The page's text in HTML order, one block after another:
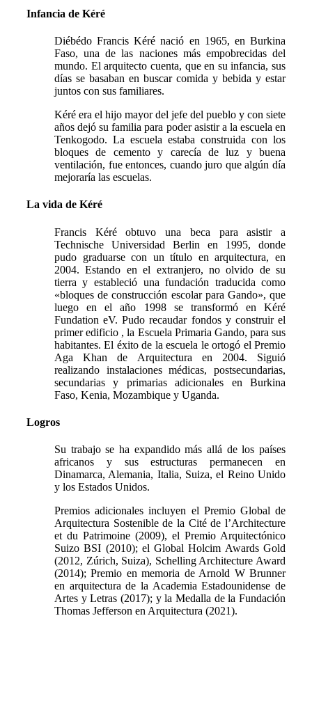
Infancia de Kéré
Diébédo Francis Kéré nació en 1965, en Burkina
Faso, una de las naciones más empobrecidas del
mundo. El arquitecto cuenta, que en su infancia, sus
días se basaban en buscar comida y bebida y estar
juntos con sus familiares.
Kéré era el hijo mayor del jefe del pueblo y con siete
años dejó su familia para poder asistir a la escuela en
Tenkogodo. La escuela estaba construida con los
bloques de cemento y carecía de luz y buena
ventilación, fue entonces, cuando juro que algún día
mejoraría las escuelas.
La vida de Kéré
Francis Kéré obtuvo una beca para asistir a
Technische Universidad Berlin en 1995, donde
pudo graduarse con un título en arquitectura, en
2004. Estando en el extranjero, no olvido de su
tierra y estableció una fundación traducida como
«bloques de construcción escolar para Gando», que
luego en el año 1998 se transformó en Kéré
Fundation eV. Pudo recaudar fondos y construir el
primer edificio , la Escuela Primaria Gando, para sus
habitantes. El éxito de la escuela le ortogó el Premio
Aga Khan de Arquitectura en 2004. Siguió
realizando instalaciones médicas, postsecundarias,
secundarias y primarias adicionales en Burkina
Faso, Kenia, Mozambique y Uganda.
Logros
Su trabajo se ha expandido más allá de los países
africanos y sus estructuras permanecen en
Dinamarca, Alemania, Italia, Suiza, el Reino Unido
y los Estados Unidos.
Premios adicionales incluyen el Premio Global de
Arquitectura Sostenible de la Cité de l’Architecture
et du Patrimoine (2009), el Premio Arquitectónico
Suizo BSI (2010); el Global Holcim Awards Gold
(2012, Zúrich, Suiza), Schelling Architecture Award
(2014); Premio en memoria de Arnold W Brunner
en arquitectura de la Academia Estadounidense de
Artes y Letras (2017); y la Medalla de la Fundación
Thomas Jefferson en Arquitectura (2021).